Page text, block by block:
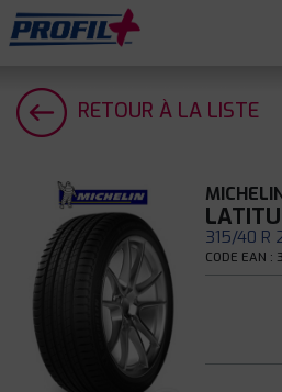
RETOUR À LA LISTE
315/40 R
CODE EAN